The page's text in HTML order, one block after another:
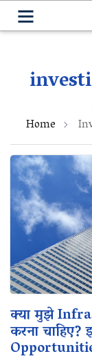
Home
क्या मुझे
करना